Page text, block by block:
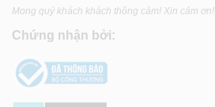
Mong quý khách khách thông cảm! Xin cảm ơn!
Chứng nhận bởi: